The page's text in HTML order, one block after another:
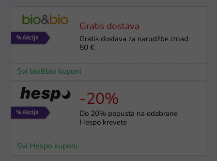
Gratis dostava
Gratis dostava za narudžbe iznad
50 €
Svi bio&bio kuponi
-20%
Do 20% popusta na odabrane
Hespo krevete
Svi Hespo kuponi